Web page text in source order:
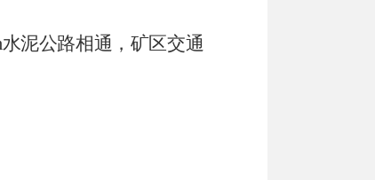
水泥公路相通， 矿区交通